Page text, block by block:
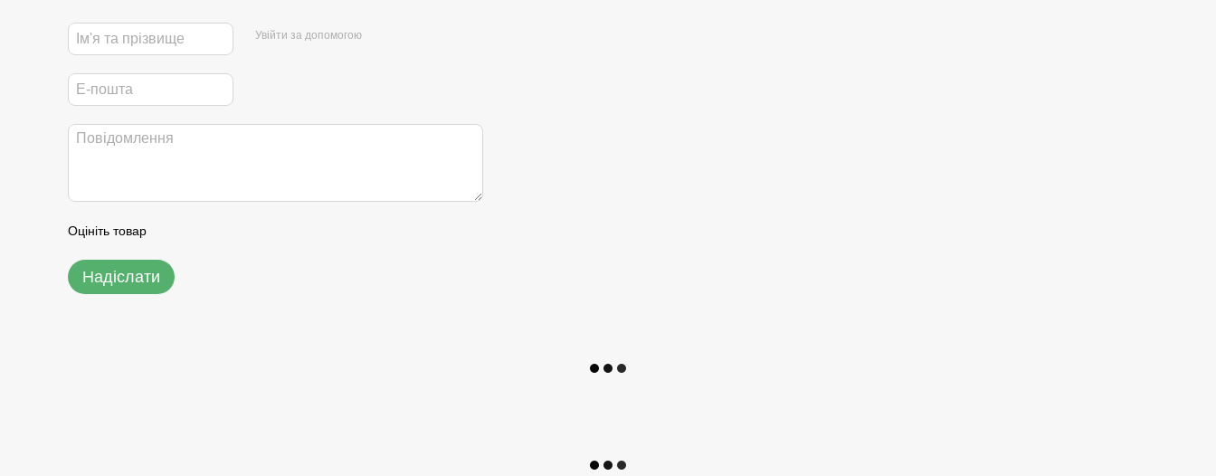
Увійти за допомогою
Оцініть товар
Надіслати